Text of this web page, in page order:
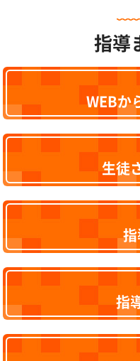
指導
WEBか
生徒
指
指